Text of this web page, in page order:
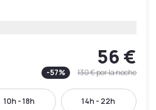
56 €
-57% 130 €por la noche
10h - 18h 14h - 22h